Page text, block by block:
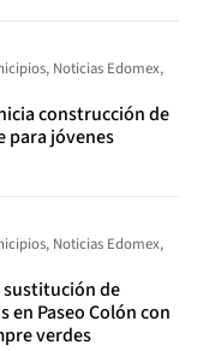
, Noticias Edomex,
construcción de
para jóvenes
, Noticias Edomex,
sustitución de
en Paseo Colón con
verdes